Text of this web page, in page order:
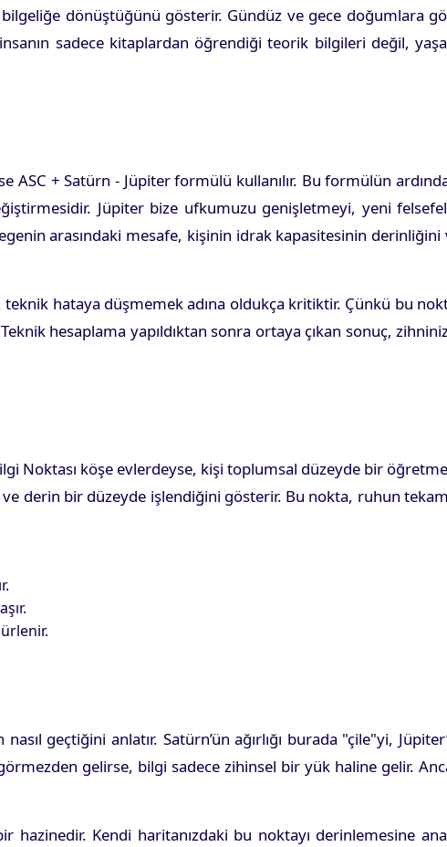
dönüştüğünü gösterir. Gündüz ve gece doğumlara
insanın sadece kitaplardan öğrendiği teorik bilgileri değil,
ASC + Satürn - Jüpiter formülü kullanılır. Bu formülün
Jüpiter bize ufkumuzu genişletmeyi, yeni
arasındaki mesafe, kişinin idrak kapasitesinin derinliğini
hataya düşmemek adına oldukça kritiktir. Çünkü bu
hesaplama yapıldıktan sonra ortaya çıkan sonuç,
Noktası köşe evlerdeyse, kişi toplumsal düzeyde bir
derin bir düzeyde işlendiğini gösterir. Bu nokta, ruhun
geçtiğini anlatır. Satürn’ün ağırlığı burada "çile"yi,
gelirse, bilgi sadece zihinsel bir yük haline gelir.
hazinedir. Kendi haritanızdaki bu noktayı derinlemesine